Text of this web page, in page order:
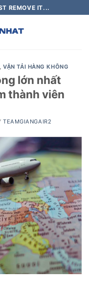
REMOVE IT...
,VẬN TẢI HÀNG KHÔNG
lớn nhất
thành viên
TEAMGIANGAIR2